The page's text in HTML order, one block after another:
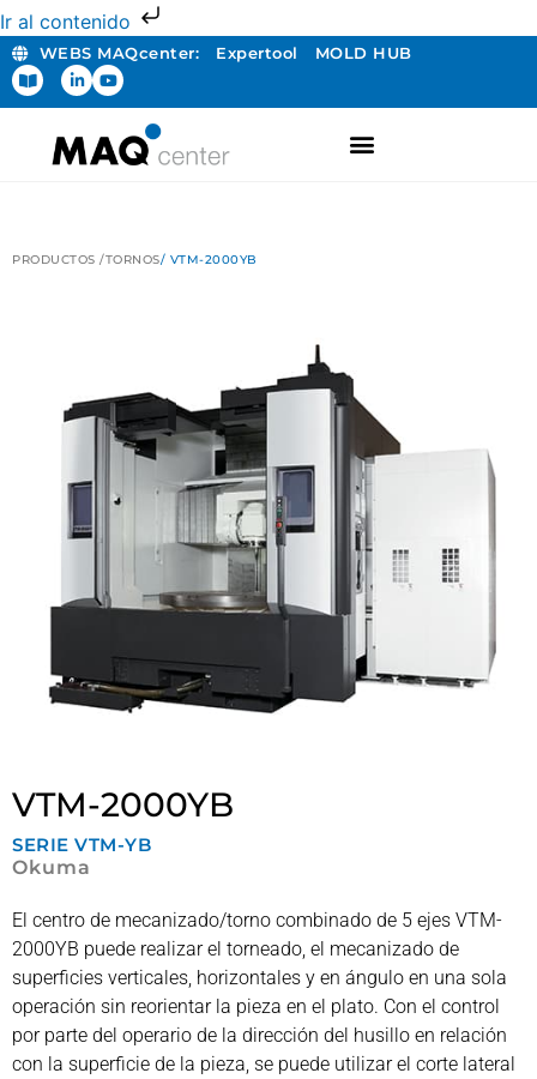
Ir al contenido
WEBS MAQcenter: Expertool MOLD HUB
PRODUCTOS /TORNOS/ VTM-2000YB
VTM-2000YB
SERIE VTM-YB
Okuma
El centro de mecanizado/torno combinado de 5 ejes VTM-
2000YB puede realizar el torneado, el mecanizado de
superficies verticales, horizontales y en ángulo en una sola
operación sin reorientar la pieza en el plato. Con el control
por parte del operario de la dirección del husillo en relación
con la superficie de la pieza, se puede utilizar el corte lateral